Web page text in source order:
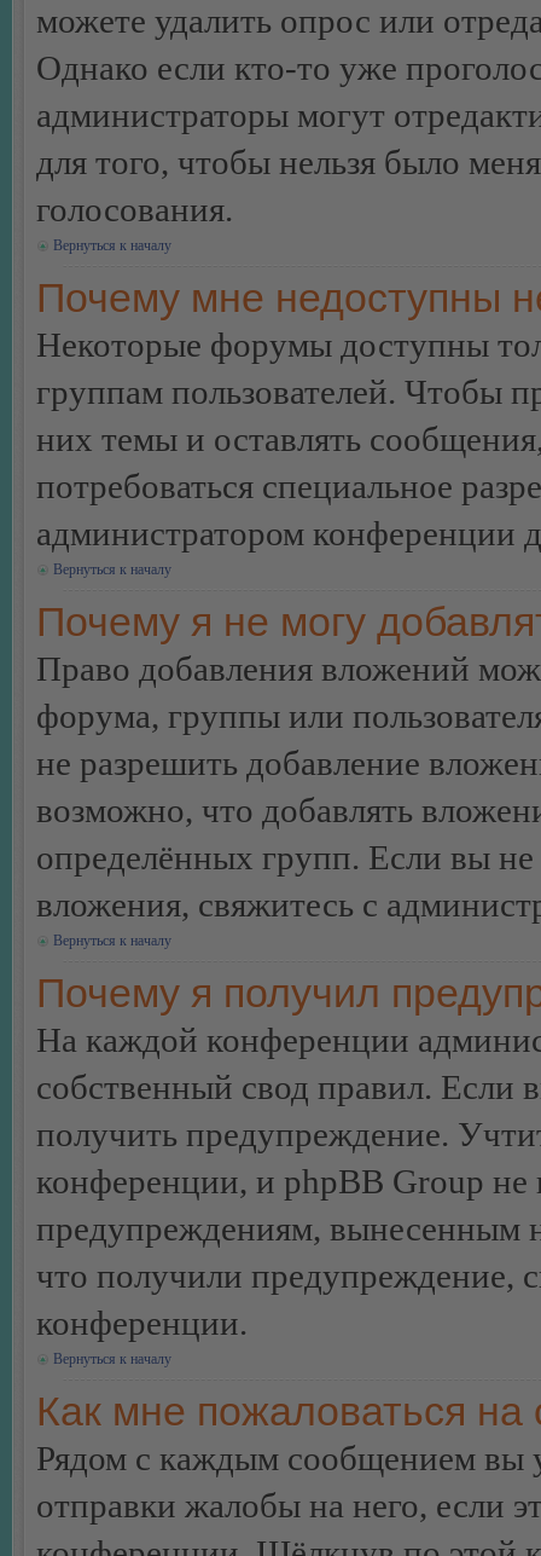
можете удалить опрос или
Однако если кто-то уже
администраторы могут
для того, чтобы нельзя было
голосования.
Вернуться к началу
Почему мне недоступны
Некоторые форумы доступны
группам пользователей. Чтобы
них темы и оставлять
потребоваться специальное
администратором конференции
Вернуться к началу
Почему я не могу
Право добавления вложений
форума, группы или
не разрешить добавление
возможно, что добавлять
определённых групп. Если вы не
вложения, свяжитесь с
Вернуться к началу
Почему я получил
На каждой конференции
собственный свод правил.
получить предупреждение.
конференции, и phpBB Group не
предупреждениям, вынесенным
что получили предупреждение,
конференции.
Вернуться к началу
Как мне пожаловаться
Рядом с каждым сообщением вы
отправки жалобы на него, если